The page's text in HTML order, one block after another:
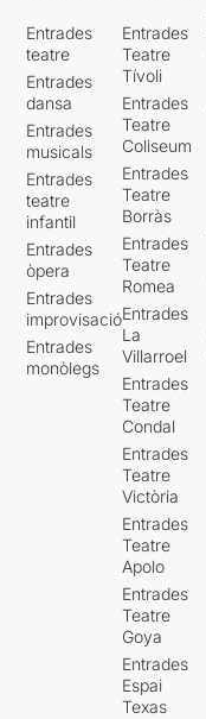
Entrades
teatre
Entrades
dansa
Entrades
musicals
Entrades
teatre
infantil
Entrades
òpera
Entrades
improvisació
Entrades
monòlegs
Entrades
Teatre
Tívoli
Entrades
Teatre
Coliseum
Entrades
Teatre
Borràs
Entrades
Teatre
Romea
Entrades
La
Villarroel
Entrades
Teatre
Condal
Entrades
Teatre
Victòria
Entrades
Teatre
Apolo
Entrades
Teatre
Goya
Entrades
Espai
Texas